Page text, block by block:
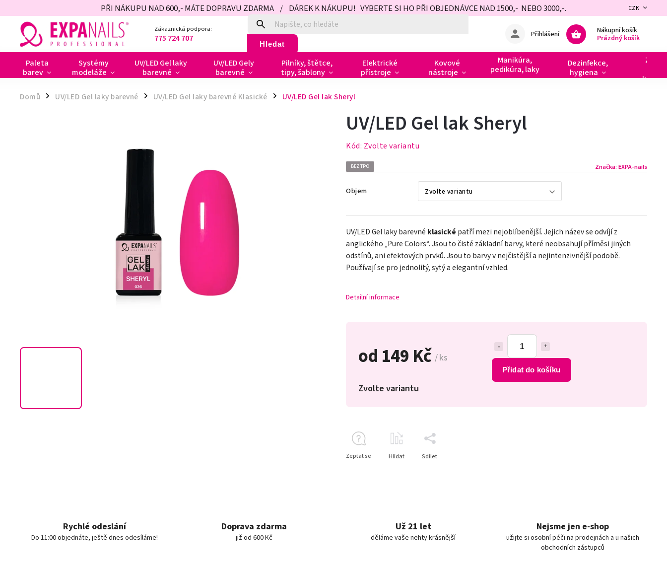
PŘI NÁKUPU NAD 600,- MÁTE DOPRAVU ZDARMA / DÁREK K NÁKUPU! VYBERTE SI HO PŘI OBJEDNÁVCE NAD 1500,- NEBO 3000,-. CZK
Zákaznická podpora:
775 724 707 Hledat
Nákupní košík
Prázdný košík
Přihlášení
Paleta
barev
Systémy
modeláže
UV/LED Gel laky
barevné
UV/LED Gely
barevné
Pilníky, štětce,
tipy, šablony
Elektrické
přístroje
Kovové
nástroje
Manikúra,
pedikúra, laky
Dezinfekce,
hygiena
Domů / UV/LED Gel laky barevné / UV/LED Gel laky barevné Klasické / UV/LED Gel lak Sheryl
od 149 Kč / ks
Přidat do košíku
Zvolte variantu
UV/LED Gel lak Sheryl
Kód: Zvolte variantu
BEZ TPO Značka: EXPA-nails
Objem
UV/LED Gel laky barevné klasické patří mezi nejoblíbenější. Jejich název se odvíjí z
anglického „Pure Colors“. Jsou to čisté základní barvy, které neobsahují příměsi jiných
odstínů, ani efektových prvků. Jsou to barvy v nejčistější a nejintenzivnější podobě.
Používají se pro jednolitý, sytý a elegantní vzhled.
Detailní informace
Zeptat se Hlídat Sdílet
Rychlé odeslání
Do 11:00 objednáte, ještě dnes odesíláme!
Doprava zdarma
již od 600 Kč
Už 21 let
děláme vaše nehty krásnější
Nejsme jen e-shop
užijte si osobní péči na prodejnách a u našich
obchodních zástupců